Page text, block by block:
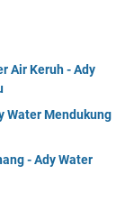
Air Keruh - Ady
Water Mendukung
- Ady Water